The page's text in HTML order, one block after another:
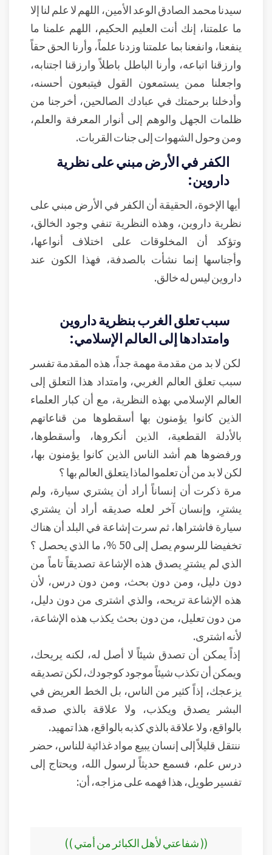
سيدنا محمد الصادق الوعد الأمين، اللهم لا علم لنا إلا
ما علمتنا، إنك أنت العليم الحكيم، اللهم علمنا ما
ينفعنا، وانفعنا بما علمتنا وزدنا علماً، وأرنا الحق حقاً
وارزقنا اتباعه، وأرنا الباطل باطلاً وارزقنا اجتنابه،
واجعلنا ممن يستمعون القول فيتبعون أحسنه،
وأدخلنا برحمتك في عبادك الصالحين، أخرجنا من
ظلمات الجهل والوهم إلى أنوار المعرفة والعلم،
ومن وحول الشهوات إلى جنات القربات.
الكفر في الأرض مبني على نظرية
داروين:
أيها الإخوة، الحقيقة أن الكفر في الأرض مبني على
نظرية داروين، وهذه النظرية تنفي وجود الخالق،
وتؤكد أن المخلوقات على اختلاف أنواعها،
وأجناسها إنما نشأت بالصدفة، فهذا الكون عند
داروين ليس له خالق.
سبب تعلق الغرب بنظرية داروين
وامتدادها إلى العالم الإسلامي:
لكن لا بد من مقدمة مهمة جداً، هذه المقدمة تفسر
سبب تعلق العالم الغربي، وامتداد هذا التعلق إلى
العالم الإسلامي بهذه النظرية، مع أن كبار العلماء
الذين كانوا يؤمنون بها أسقطوها من قناعاتهم
بالأدلة القطعية، الذين أنكروها، وأسقطوها،
ورفضوها هم أشد الناس الذين كانوا يؤمنون بها،
لكن لا بد من أن تعلموا لماذا يتعلق العالم بها ؟
مرة ذكرت أن إنساناً أراد أن يشتري سيارة، ولم
يشترِ، وإنسان آخر لعله صديقه أراد أن يشتري
سيارة فاشتراها، ثم سرت إشاعة في البلد أن هناك
تخفيضا للرسوم يصل إلى 50 %، ما الذي يحصل ؟
الذي لم يشترِ يصدق هذه الإشاعة تصديقاً تاماً من
دون دليل، ومن دون بحث، ومن دون درس، لأن
هذه الإشاعة تريحه، والذي اشترى من دون دليل،
من دون تعليل، من دون بحث يكذب هذه الإشاعة،
لأنه اشترى.
إذاً يمكن أن تصدق شيئاً لا أصل له، لكنه يريحك،
ويمكن أن تكذب شيئاً موجود كوجودك، لكن تصديقه
يزعجك، إذاً كثير من الناس، بل الخط العريض في
البشر يصدق ويكذب، ولا علاقة بالذي صدقه
بالواقع، ولا علاقة بالذي كذبه بالواقع، هذا تمهيد.
ننتقل قليلاً إلى إنسان يبيع مواد غذائية للناس، حضر
درس علم، فسمع حديثاً لرسول الله، ويحتاج إلى
تفسير طويل، هذا فهمه على مزاجه، أن:
(( شفاعتي لأهل الكبائر من أمتي ))